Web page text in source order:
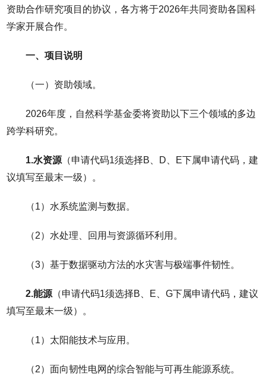
资助合作研究项目的协议，各方将于2026年共同资助各国科
学家开展合作。
一、项目说明
（一）资助领域。
2026年度，自然科学基金委将资助以下三个领域的多边
跨学科研究。
1.水资源 （申请代码1须选择B、D、E下属申请代码，建
议填写至最末一级）。
（1）水系统监测与数据。
（2）水处理、回用与资源循环利用。
（3）基于数据驱动方法的水灾害与极端事件韧性。
2.能源 （申请代码1须选择B、E、G下属申请代码，建议
填写至最末一级）。
（1）太阳能技术与应用。
（2）面向韧性电网的综合智能与可再生能源系统。